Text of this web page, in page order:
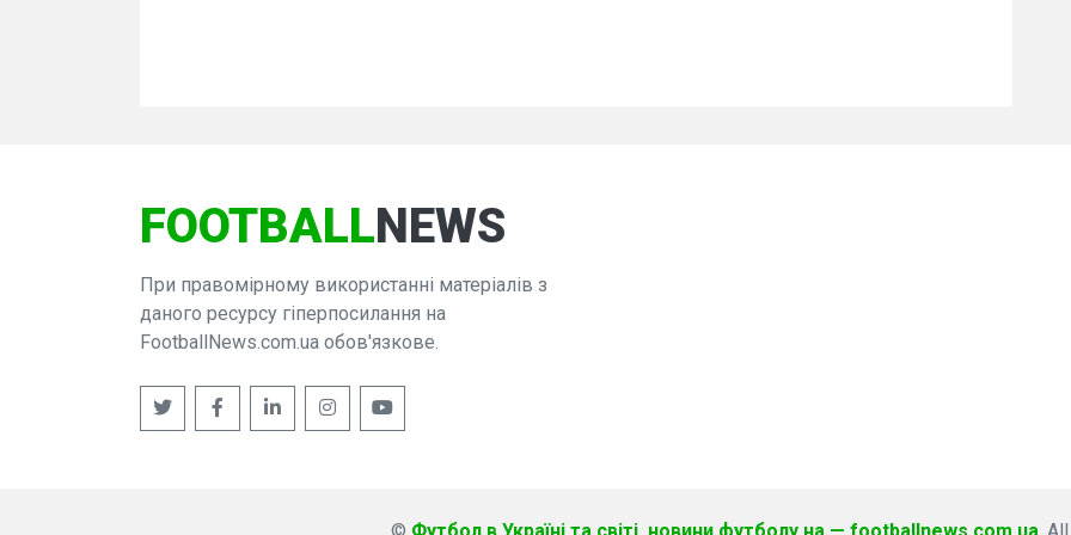
FOOTBALLNEWS
При правомірному використанні матеріалів з
даного ресурсу гіперпосилання на
FootballNews.com.ua обов'язкове.
© Футбол в Україні та світі, новини футболу на — footballnews.com.ua .